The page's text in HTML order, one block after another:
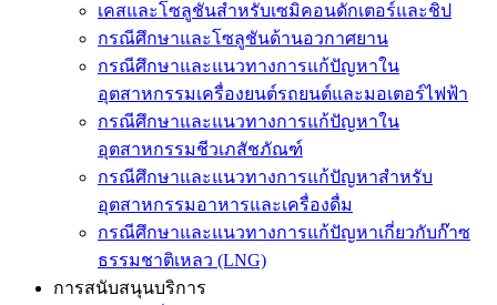
เคสและโซลูชันสำหรับเซมิคอนดักเตอร์และชิป
กรณีศึกษาและโซลูชันด้านอวกาศยาน
กรณีศึกษาและแนวทางการแก้ปัญหาใน
อุตสาหกรรมเครื่องยนต์รถยนต์และมอเตอร์ไฟฟ้า
กรณีศึกษาและแนวทางการแก้ปัญหาใน
อุตสาหกรรมชีวเภสัชภัณฑ์
กรณีศึกษาและแนวทางการแก้ปัญหาสำหรับ
อุตสาหกรรมอาหารและเครื่องดื่ม
กรณีศึกษาและแนวทางการแก้ปัญหาเกี่ยวกับก๊าซ
ธรรมชาติเหลว (LNG)
การสนับสนุนบริการ